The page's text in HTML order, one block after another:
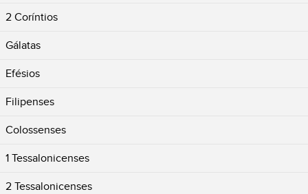
2 Coríntios
Gálatas
Efésios
Filipenses
Colossenses
1 Tessalonicenses
2 Tessalonicenses